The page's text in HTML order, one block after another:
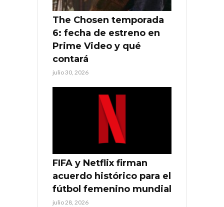
The Chosen temporada
6: fecha de estreno en
Prime Video y qué
contará
julio 30, 2026
FIFA y Netflix firman
acuerdo histórico para el
fútbol femenino mundial
julio 28, 2026